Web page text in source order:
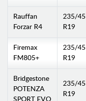
Rauffan
Forzar R4
235/45
R19
Firemax
FM805+
235/45
R19
Bridgestone
POTENZA
SPORT EVO
235/45
R19